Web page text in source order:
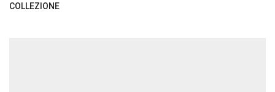
COLLEZIONE